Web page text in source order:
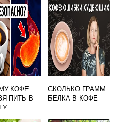
В КОФЕ
КОФЕ
ПИТЬ В
СКОЛЬКО ГРАММ
БЕЛКА В КОФЕ